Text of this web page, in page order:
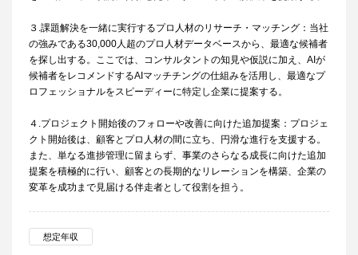
３.課題解決を一緒に実行するプロ人材のリサーチ・マッチング：当社
の強みである30,000人超のプロ人材データベースから、最適な候補者
を探し出する。ここでは、コンサルタントの知見や仮説に加え、AIが
候補者をレコメンドするAIマッチチングの仕組みを活用し、最適なプ
ロフェッショナルをスピーディーに特定し企業に提案する。
４.プロジェクト開始後のフォローや改善に向けた追加提案：プロジェ
クト開始後は、顧客とプロ人材の間に立ち、円滑な進行を支援する。
また、単なる進捗管理に留まらず、事業のさらなる成長に向けた追加
提案を積極的に行い、顧客との長期的なリレーションを構築、企業の
変革を成功まで見届ける伴走者として役割を担う。
想定年収